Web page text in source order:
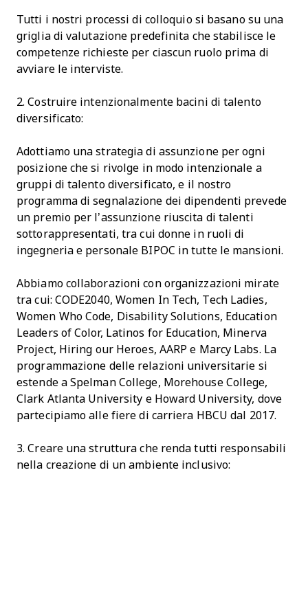
Tutti i nostri processi di colloquio si basano su una
griglia di valutazione predefinita che stabilisce le
competenze richieste per ciascun ruolo prima di
avviare le interviste.
2. Costruire intenzionalmente bacini di talento
diversificato:
Adottiamo una strategia di assunzione per ogni
posizione che si rivolge in modo intenzionale a
gruppi di talento diversificato, e il nostro
programma di segnalazione dei dipendenti prevede
un premio per l’assunzione riuscita di talenti
sottorappresentati, tra cui donne in ruoli di
ingegneria e personale BIPOC in tutte le mansioni.
Abbiamo collaborazioni con organizzazioni mirate
tra cui: CODE2040, Women In Tech, Tech Ladies,
Women Who Code, Disability Solutions, Education
Leaders of Color, Latinos for Education, Minerva
Project, Hiring our Heroes, AARP e Marcy Labs. La
programmazione delle relazioni universitarie si
estende a Spelman College, Morehouse College,
Clark Atlanta University e Howard University, dove
partecipiamo alle fiere di carriera HBCU dal 2017.
3. Creare una struttura che renda tutti responsabili
nella creazione di un ambiente inclusivo: